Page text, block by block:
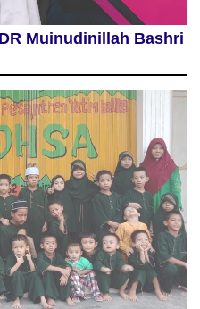
Muinudinillah Bashri